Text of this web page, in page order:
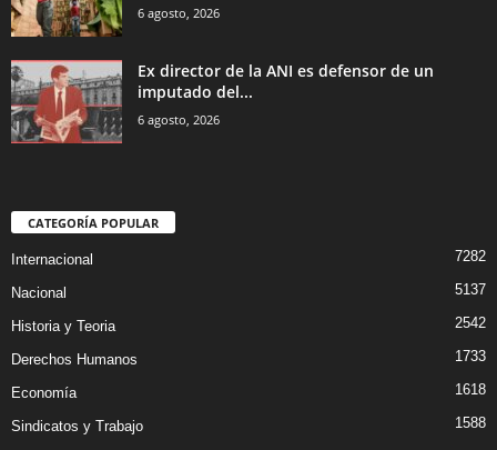
6 agosto, 2026
Ex director de la ANI es defensor de un
imputado del...
6 agosto, 2026
CATEGORÍA POPULAR
Internacional 7282
Nacional 5137
Historia y Teoria 2542
Derechos Humanos 1733
Economía 1618
Sindicatos y Trabajo
1588